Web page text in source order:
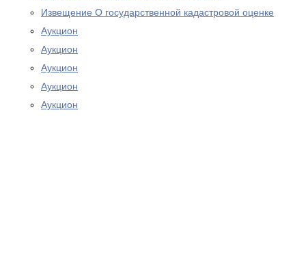
Извещение О государственной кадастровой оценке
Аукцион
Аукцион
Аукцион
Аукцион
Аукцион